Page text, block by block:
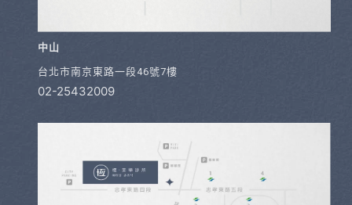
中山
台北市南京東路一段46號7樓
02-25432009